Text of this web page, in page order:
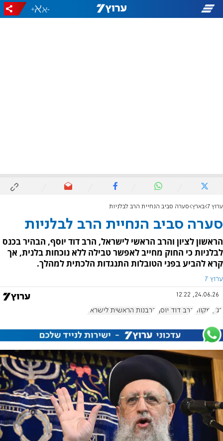
-
+
ערוץ 7 בארץ סערה סביב הנחיית הרב לבלניות
סערה סביב הנחיית הרב לבלניות
הראשון לציון והרב הראשי לישראל, הרב דוד יוסף, הבהיר בכנס
לבלניות כי החוק מחייב לאפשר טבילה ללא נוכחות בלנית, אך
קרא להביע בפני הטובלות התנגדות הלכתית למהלך.
ערוץ 7
24.06.26, 12:22
בג"ץ מקווה הרב דוד יוסף הרבנות הראשית לישראל